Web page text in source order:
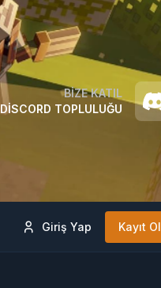
BIZE KATIL
DISCORD TOPLULUĞU
Giriş Yap Kayıt Ol